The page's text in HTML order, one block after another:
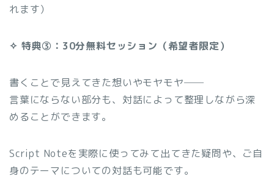
れます）
✧ 特典③：30分無料セッション（希望者限定）
書くことで見えてきた想いやモヤモヤ──
言葉にならない部分も、対話によって整理しながら深
めることができます。
Script Noteを実際に使ってみて出てきた疑問や、ご自
身のテーマについての対話も可能です。